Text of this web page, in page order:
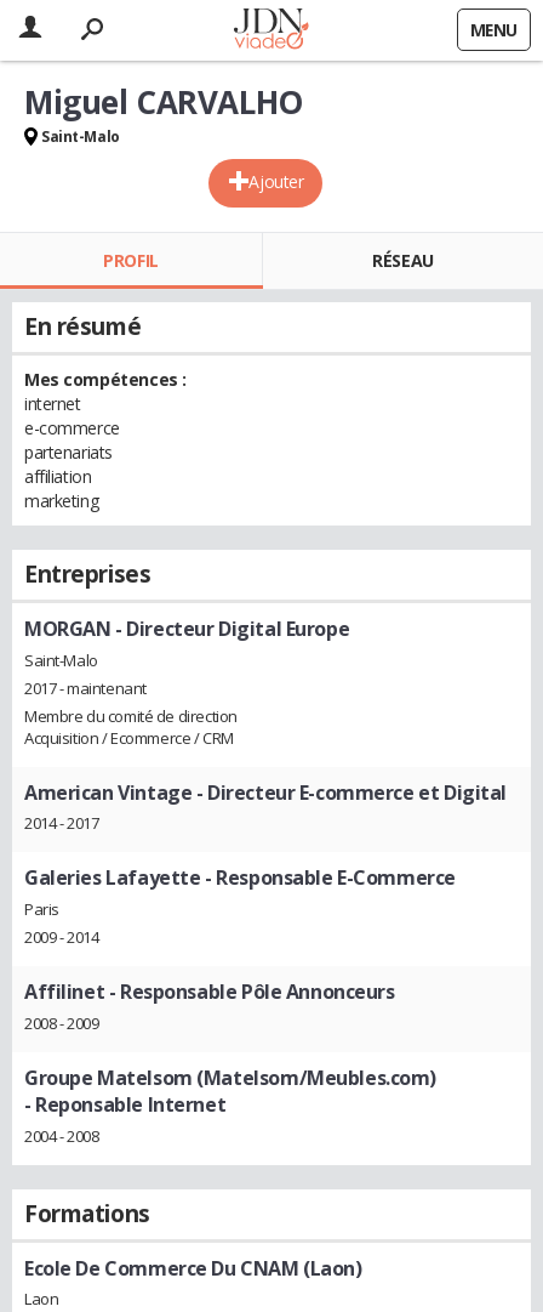
MENU
Ajouter
Miguel CARVALHO
Saint-Malo
PROFIL RÉSEAU
En résumé
Mes compétences :
internet
e-commerce
partenariats
affiliation
marketing
Entreprises
MORGAN - Directeur Digital Europe
Saint-Malo
2017 - maintenant
Membre du comité de direction
Acquisition / Ecommerce / CRM
American Vintage - Directeur E-commerce et Digital
2014 - 2017
Galeries Lafayette - Responsable E-Commerce
Paris
2009 - 2014
Affilinet - Responsable Pôle Annonceurs
2008 - 2009
Groupe Matelsom (Matelsom/Meubles.com)
- Reponsable Internet
2004 - 2008
Formations
Ecole De Commerce Du CNAM (Laon)
Laon